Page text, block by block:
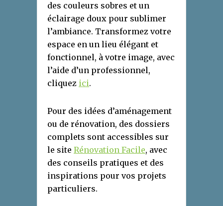
des couleurs sobres et un
éclairage doux pour sublimer
l’ambiance. Transformez votre
espace en un lieu élégant et
fonctionnel, à votre image, avec
l’aide d’un professionnel,
cliquez ici.
Pour des idées d’aménagement
ou de rénovation, des dossiers
complets sont accessibles sur
le site Rénovation Facile, avec
des conseils pratiques et des
inspirations pour vos projets
particuliers.